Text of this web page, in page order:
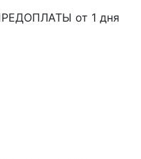
от 1 дня